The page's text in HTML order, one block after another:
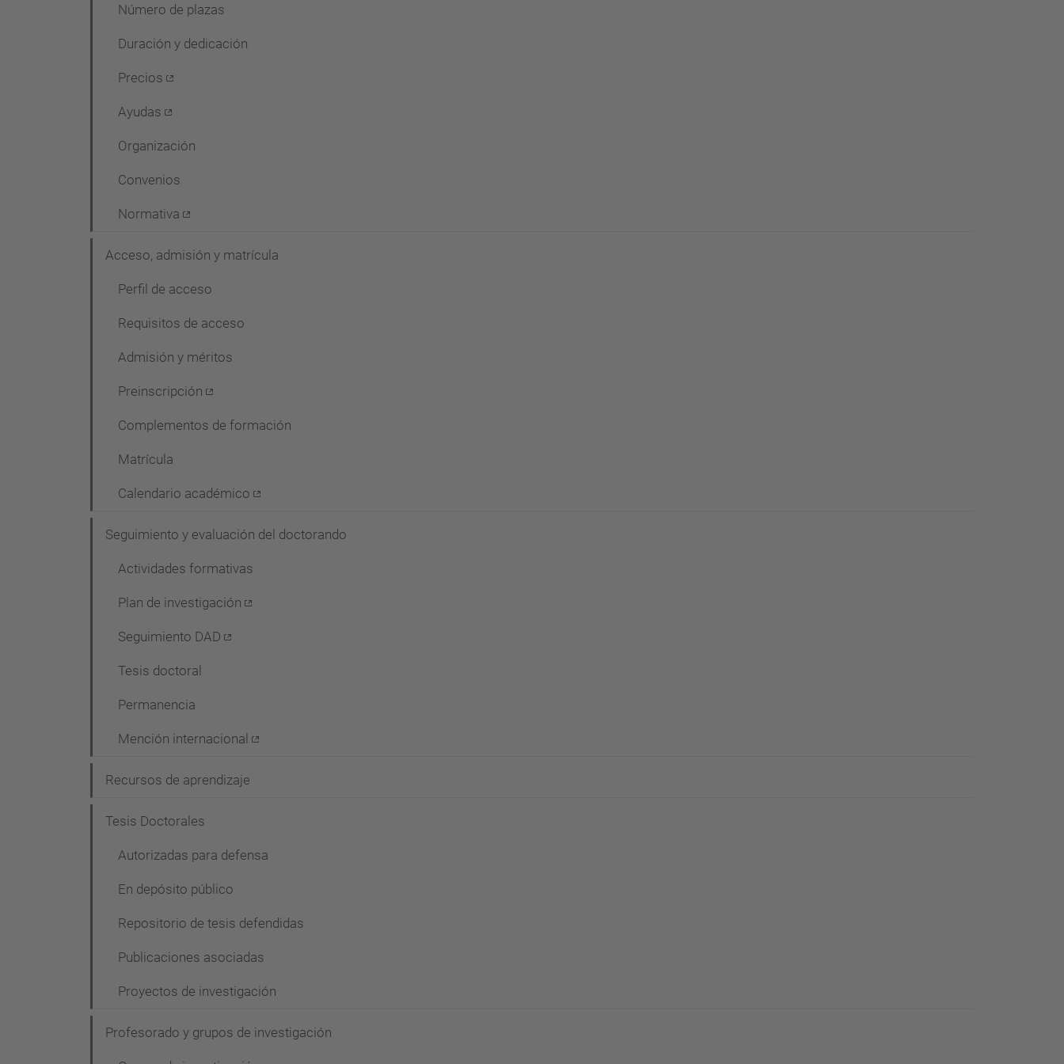
Número de plazas
Duración y dedicación
Precios
Ayudas
Organización
Convenios
Normativa
Acceso, admisión y matrícula
Perfil de acceso
Requisitos de acceso
Admisión y méritos
Preinscripción
Complementos de formación
Matrícula
Calendario académico
Seguimiento y evaluación del doctorando
Actividades formativas
Plan de investigación
Seguimiento DAD
Tesis doctoral
Permanencia
Mención internacional
Recursos de aprendizaje
Tesis Doctorales
Autorizadas para defensa
En depósito público
Repositorio de tesis defendidas
Publicaciones asociadas
Proyectos de investigación
Profesorado y grupos de investigación